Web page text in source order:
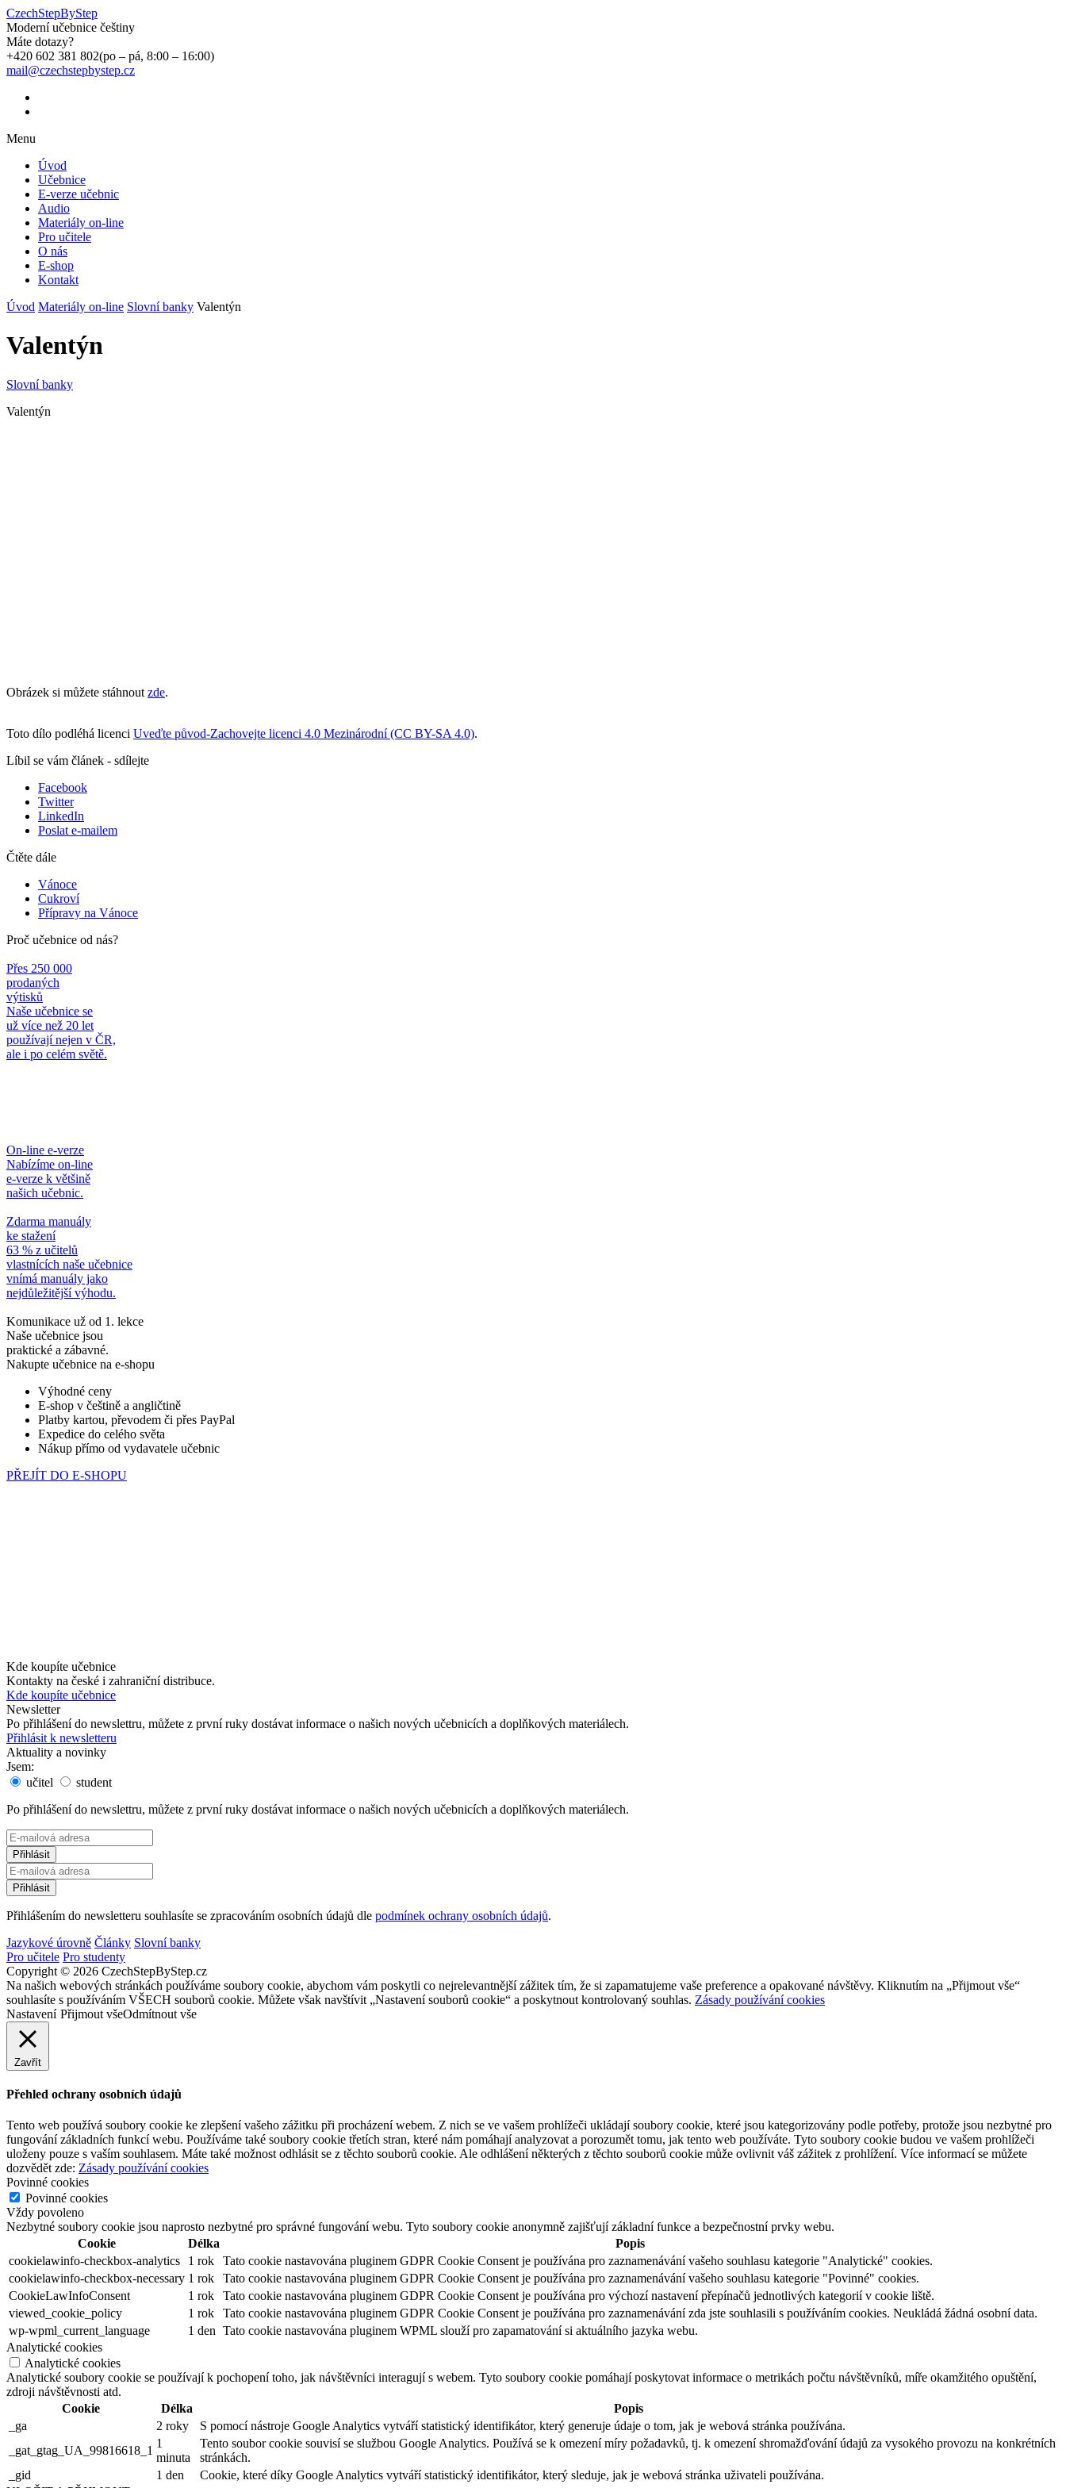
CzechStepByStep
Moderní učebnice češtiny
Máte dotazy?
+420 602 381 802(po – pá, 8:00 – 16:00)
mail@czechstepbystep.cz
Menu
Úvod
Učebnice
E-verze učebnic
Audio
Materiály on-line
Pro učitele
O nás
E-shop
Kontakt
Úvod Materiály on-line Slovní banky Valentýn
Valentýn
Slovní banky
Valentýn
Obrázek si můžete stáhnout zde.
Toto dílo podléhá licenci Uveďte původ-Zachovejte licenci 4.0 Mezinárodní (CC BY-SA 4.0).
Líbil se vám článek - sdílejte
Facebook
Twitter
LinkedIn
Poslat e-mailem
Čtěte dále
Vánoce
Cukroví
Přípravy na Vánoce
Proč učebnice od nás?
Přes 250 000
prodaných
výtisků
Naše učebnice se
už více než 20 let
používají nejen v ČR,
ale i po celém světě.
On-line e-verze
Nabízíme on-line
e-verze k většině
našich učebnic.
Zdarma manuály
ke stažení
63 % z učitelů
vlastnících naše učebnice
vnímá manuály jako
nejdůležitější výhodu.
Komunikace už od 1. lekce
Naše učebnice jsou
praktické a zábavné.
Nakupte učebnice na e-shopu
Výhodné ceny
E-shop v češtině a angličtině
Platby kartou, převodem či přes PayPal
Expedice do celého světa
Nákup přímo od vydavatele učebnic
PŘEJÍT DO E-SHOPU
Kde koupíte učebnice
Kontakty na české i zahraniční distribuce.
Kde koupíte učebnice
Newsletter
Po přihlášení do newslettru, můžete z první ruky dostávat informace o našich nových učebnicích a doplňkových materiálech.
Přihlásit k newsletteru
Aktuality a novinky
Jsem:
učitel
student
Po přihlášení do newslettru, můžete z první ruky dostávat informace o našich nových učebnicích a doplňkových materiálech.
Přihlášením do newsletteru souhlasíte se zpracováním osobních údajů dle podmínek ochrany osobních údajů.
Jazykové úrovně Články Slovní banky
Pro učitele Pro studenty
Copyright © 2026 CzechStepByStep.cz
Na našich webových stránkách používáme soubory cookie, abychom vám poskytli co nejrelevantnější zážitek tím, že si zapamatujeme vaše preference a opakované návštěvy. Kliknutím na „Přijmout vše“
souhlasíte s používáním VŠECH souborů cookie. Můžete však navštívit „Nastavení souborů cookie“ a poskytnout kontrolovaný souhlas. Zásady používání cookies
Nastavení Přijmout všeOdmítnout vše
Zavřít
Přehled ochrany osobních údajů
Tento web používá soubory cookie ke zlepšení vašeho zážitku při procházení webem. Z nich se ve vašem prohlížeči ukládají soubory cookie, které jsou kategorizovány podle potřeby, protože jsou nezbytné pro
fungování základních funkcí webu. Používáme také soubory cookie třetích stran, které nám pomáhají analyzovat a porozumět tomu, jak tento web používáte. Tyto soubory cookie budou ve vašem prohlížeči
uloženy pouze s vaším souhlasem. Máte také možnost odhlásit se z těchto souborů cookie. Ale odhlášení některých z těchto souborů cookie může ovlivnit váš zážitek z prohlížení. Více informací se můžete
dozvědět zde: Zásady používání cookies
Povinné cookies
Povinné cookies
Vždy povoleno
Nezbytné soubory cookie jsou naprosto nezbytné pro správné fungování webu. Tyto soubory cookie anonymně zajišťují základní funkce a bezpečnostní prvky webu.
Cookie
Délka
Popis
cookielawinfo-checkbox-analytics
1 rok
Tato cookie nastavována pluginem GDPR Cookie Consent je používána pro zaznamenávání vašeho souhlasu kategorie "Analytické" cookies.
cookielawinfo-checkbox-necessary 1 rok
Tato cookie nastavována pluginem GDPR Cookie Consent je používána pro zaznamenávání vašeho souhlasu kategorie "Povinné" cookies.
CookieLawInfoConsent
1 rok
Tato cookie nastavována pluginem GDPR Cookie Consent je používána pro výchozí nastavení přepínačů jednotlivých kategorií v cookie liště.
viewed_cookie_policy
1 rok
Tato cookie nastavována pluginem GDPR Cookie Consent je používána pro zaznamenávání zda jste souhlasili s používáním cookies. Neukládá žádná osobní data.
wp-wpml_current_language
1 den Tato cookie nastavována pluginem WPML slouží pro zapamatování si aktuálního jazyka webu.
Analytické cookies
Analytické cookies
Analytické soubory cookie se používají k pochopení toho, jak návštěvníci interagují s webem. Tyto soubory cookie pomáhají poskytovat informace o metrikách počtu návštěvníků, míře okamžitého opuštění,
zdroji návštěvnosti atd.
Cookie
Délka
Popis
_ga
2 roky
S pomocí nástroje Google Analytics vytváří statistický identifikátor, který generuje údaje o tom, jak je webová stránka používána.
_gat_gtag_UA_99816618_1
1
minuta
Tento soubor cookie souvisí se službou Google Analytics. Používá se k omezení míry požadavků, tj. k omezení shromažďování údajů za vysokého provozu na konkrétních
stránkách.
_gid
1 den
Cookie, které díky Google Analytics vytváří statistický identifikátor, který sleduje, jak je webová stránka uživateli používána.